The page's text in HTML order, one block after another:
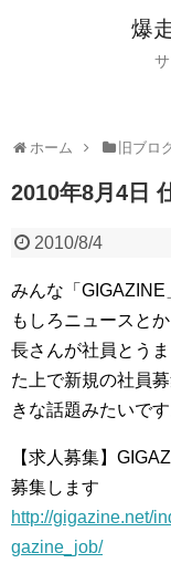
爆
ホーム 旧ブロ
2010年8月4日
2010/8/4
みんな「GIGAZINE
もしろニュースと
長さんが社員とう
た上で新規の社員
きな話題みたいです
【求人募集】
募集します
http://gigazine.net/
gazine_job/